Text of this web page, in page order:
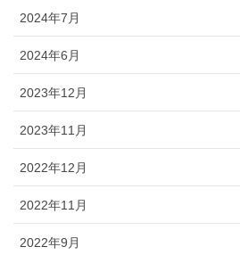
2024年7月
2024年6月
2023年12月
2023年11月
2022年12月
2022年11月
2022年9月